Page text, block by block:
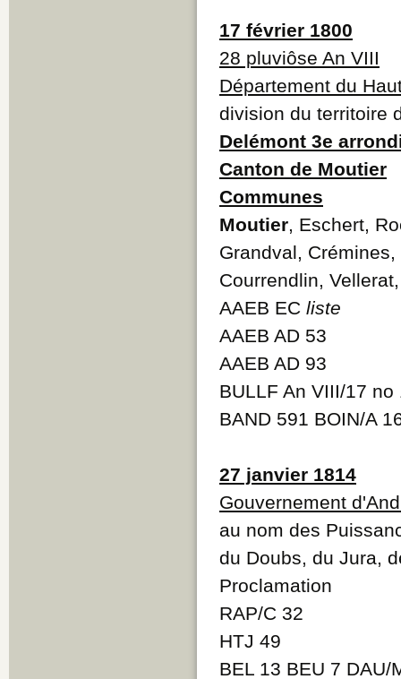
17 février 1800
28 pluviôse An VIII
Département du
division du territoire
Delémont 3e
Canton de Moutier
Communes
Moutier , Eschert,
Grandval,
Courrendlin,
AAEB EC liste
AAEB AD 53
AAEB AD 93
BULLF An VIII/17 no
BAND 591 BOIN/A
27 janvier 1814
Gouvernement
au nom des
du Doubs, du Jura,
Proclamation
RAP/C 32
HTJ 49
BEL 13 BEU 7